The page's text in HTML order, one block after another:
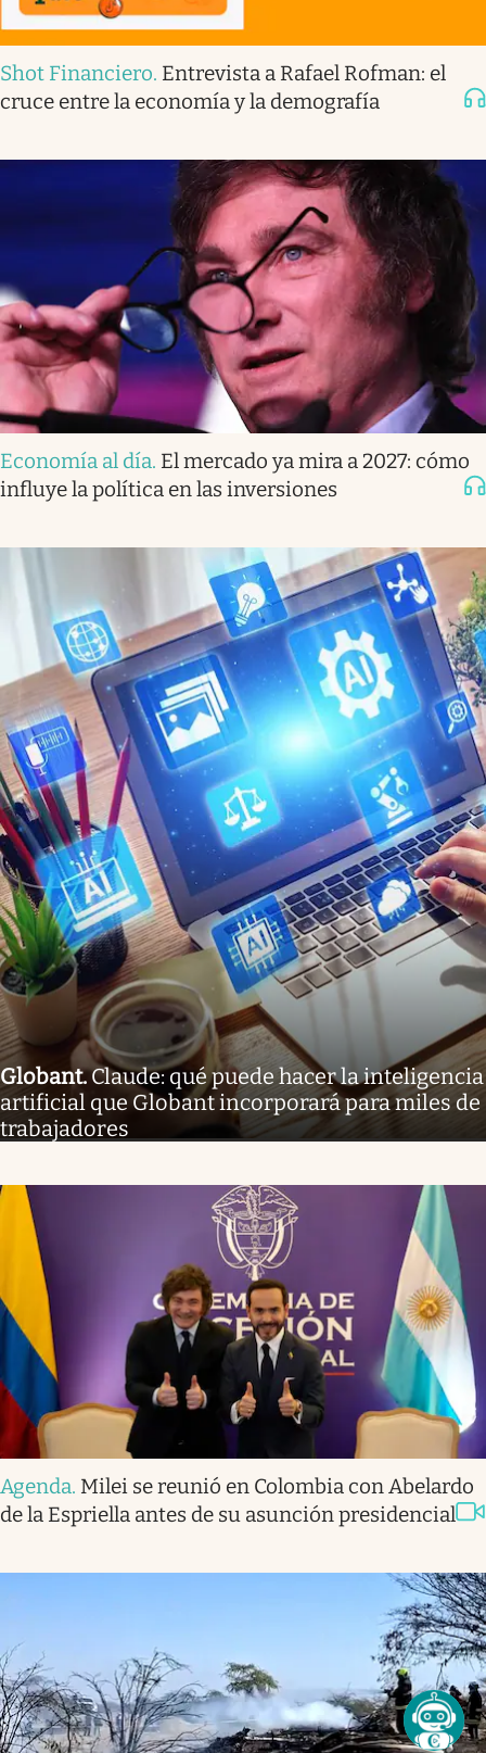
Shot Financiero. Entrevista a Rafael Rofman: el
cruce entre la economía y la demografía
Economía al día. El mercado ya mira a 2027: cómo
influye la política en las inversiones
Globant.Claude: qué puede hacer la inteligencia
artificial que Globant incorporará para miles de
trabajadores
Agenda. Milei se reunió en Colombia con Abelardo
de la Espriella antes de su asunción presidencial